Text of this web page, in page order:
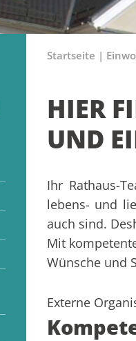
Startseite |
HIER
UND
Ihr Rathaus-
lebens- und
auch sind.
Mit
Wünsche und
Externe